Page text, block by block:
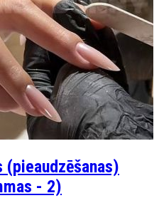
(pieaudzēšanas)
- 2)